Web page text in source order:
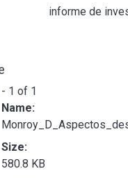
informe de
1 of 1
Name:
Size:
580.8 KB